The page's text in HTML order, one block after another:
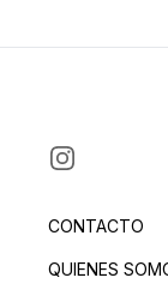
INSTAGRAM
CONTACTO
QUIENES